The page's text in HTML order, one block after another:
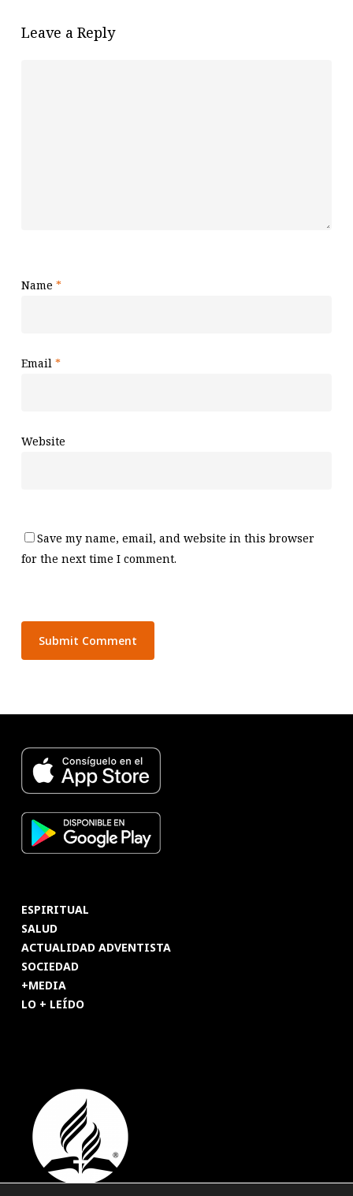
Leave a Reply
Name *
Email *
Website
Save my name, email, and website in this browser
for the next time I comment.
ESPIRITUAL
SALUD
ACTUALIDAD ADVENTISTA
SOCIEDAD
+MEDIA
LO + LEÍDO